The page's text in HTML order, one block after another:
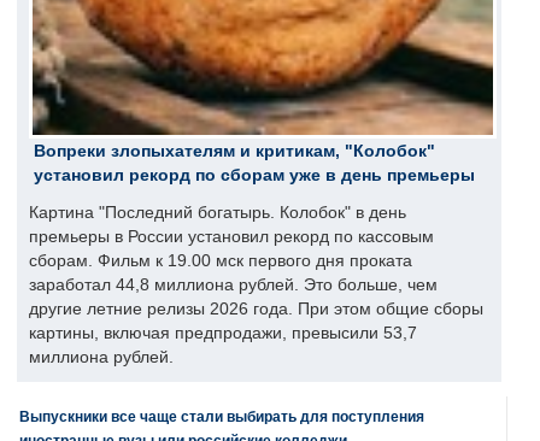
Вопреки злопыхателям и критикам, "Колобок"
установил рекорд по сборам уже в день премьеры
Картина "Последний богатырь. Колобок" в день
премьеры в России установил рекорд по кассовым
сборам. Фильм к 19.00 мск первого дня проката
заработал 44,8 миллиона рублей. Это больше, чем
другие летние релизы 2026 года. При этом общие сборы
картины, включая предпродажи, превысили 53,7
миллиона рублей.
Выпускники все чаще стали выбирать для поступления